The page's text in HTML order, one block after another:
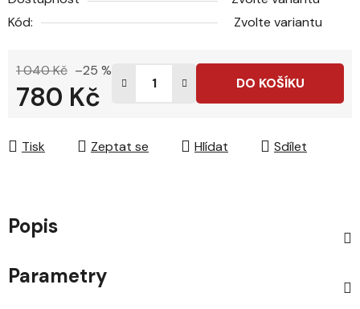
Kód:
Zvolte variantu
1 040 Kč –25 %
780 Kč DO KOŠÍKU
Tisk Zeptat se Hlídat Sdílet
Popis
Parametry